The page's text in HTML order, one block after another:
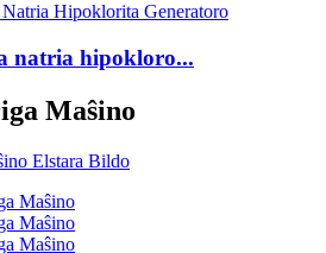
natria hipokloro...
Maŝino